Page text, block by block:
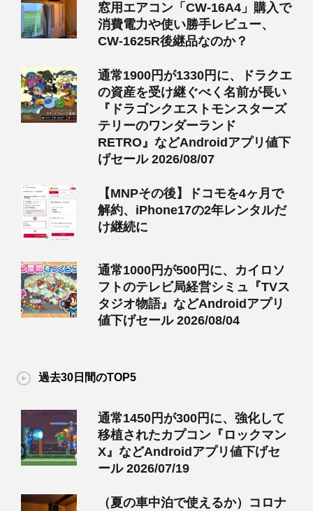
窓用エアコン「CW-16A4」購入で
消費電力や使い勝手レビュー、
CW-1625R後継品なのか？
通常1900円が1330円に、ドラクエ
の資産を受け継ぐべく名前が長い
『ドラゴンクエストモンスターズ
テリーのワンダーランド
RETRO』などAndroidアプリ値下
げセール 2026/08/07
【MNPその後】ドコモを4ヶ月で
解約、iPhone17の2年レンタルだ
け継続に
通常1000円が500円に、カイロソ
フトのテレビ局経営シミュ『TVス
タジオ物語』などAndroidアプリ
値下げセール 2026/08/04
過去30日間のTOP5
通常1450円が300円に、強化して
移植されたカプコン『ロックマン
X』などAndroidアプリ値下げセ
ール 2026/07/19
（夏の車中泊で使えるか）コロナ